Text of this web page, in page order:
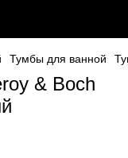
Тумбы для ванной
& Boch